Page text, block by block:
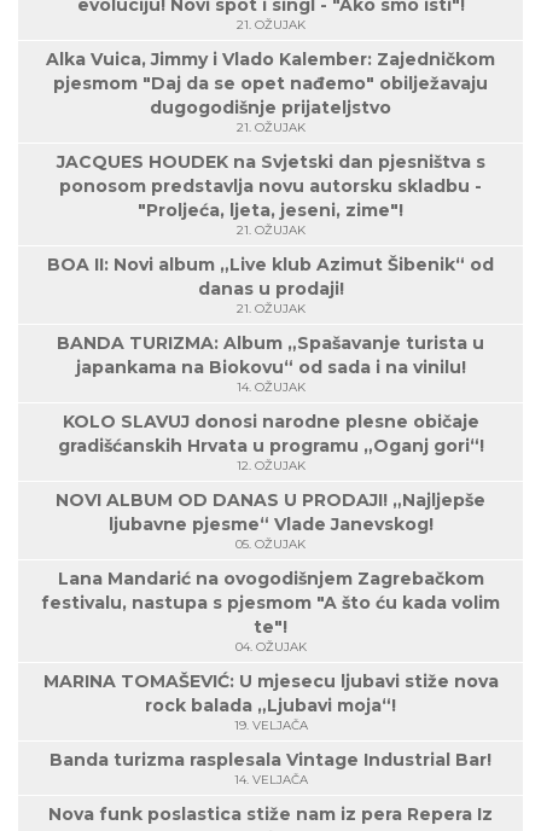
evoluciju! Novi spot i singl - "Ako smo isti"!
21. OŽUJAK
Alka Vuica, Jimmy i Vlado Kalember: Zajedničkom
pjesmom "Daj da se opet nađemo" obilježavaju
dugogodišnje prijateljstvo
21. OŽUJAK
JACQUES HOUDEK na Svjetski dan pjesništva s
ponosom predstavlja novu autorsku skladbu -
"Proljeća, ljeta, jeseni, zime"!
21. OŽUJAK
BOA II: Novi album „Live klub Azimut Šibenik“ od
danas u prodaji!
21. OŽUJAK
BANDA TURIZMA: Album „Spašavanje turista u
japankama na Biokovu“ od sada i na vinilu!
14. OŽUJAK
KOLO SLAVUJ donosi narodne plesne običaje
gradišćanskih Hrvata u programu „Oganj gori“!
12. OŽUJAK
NOVI ALBUM OD DANAS U PRODAJI! „Najljepše
ljubavne pjesme“ Vlade Janevskog!
05. OŽUJAK
Lana Mandarić na ovogodišnjem Zagrebačkom
festivalu, nastupa s pjesmom "A što ću kada volim
te"!
04. OŽUJAK
MARINA TOMAŠEVIĆ: U mjesecu ljubavi stiže nova
rock balada „Ljubavi moja“!
19. VELJAČA
Banda turizma rasplesala Vintage Industrial Bar!
14. VELJAČA
Nova funk poslastica stiže nam iz pera Repera Iz